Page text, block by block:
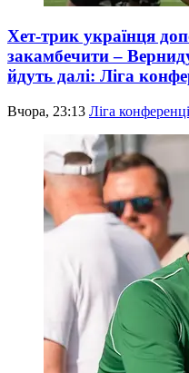
Хет-трик українця
закамбечити –
йдуть далі: Ліга
Вчора, 23:13 Ліга